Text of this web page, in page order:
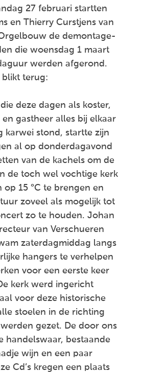
27 februari startten
en Thierry Curstjens van
de demontage-
die woensdag 1 maart
werden afgerond.
blikt terug:
deze dagen als koster,
gastheer alles bij elkaar
karwei stond, startte zijn
al op donderdagavond
van de kachels om de
de toch wel vochtige kerk
op 15 °C te brengen en
zoveel als mogelijk tot
zo te houden. Johan
van Verschueren
zaterdagmiddag langs
hangers te verhelpen
voor een eerste keer
kerk werd ingericht
voor deze historische
stoelen in de richting
gezet. De door ons
handelswaar, bestaande
wijn en een paar
Cd’s kregen een plaats